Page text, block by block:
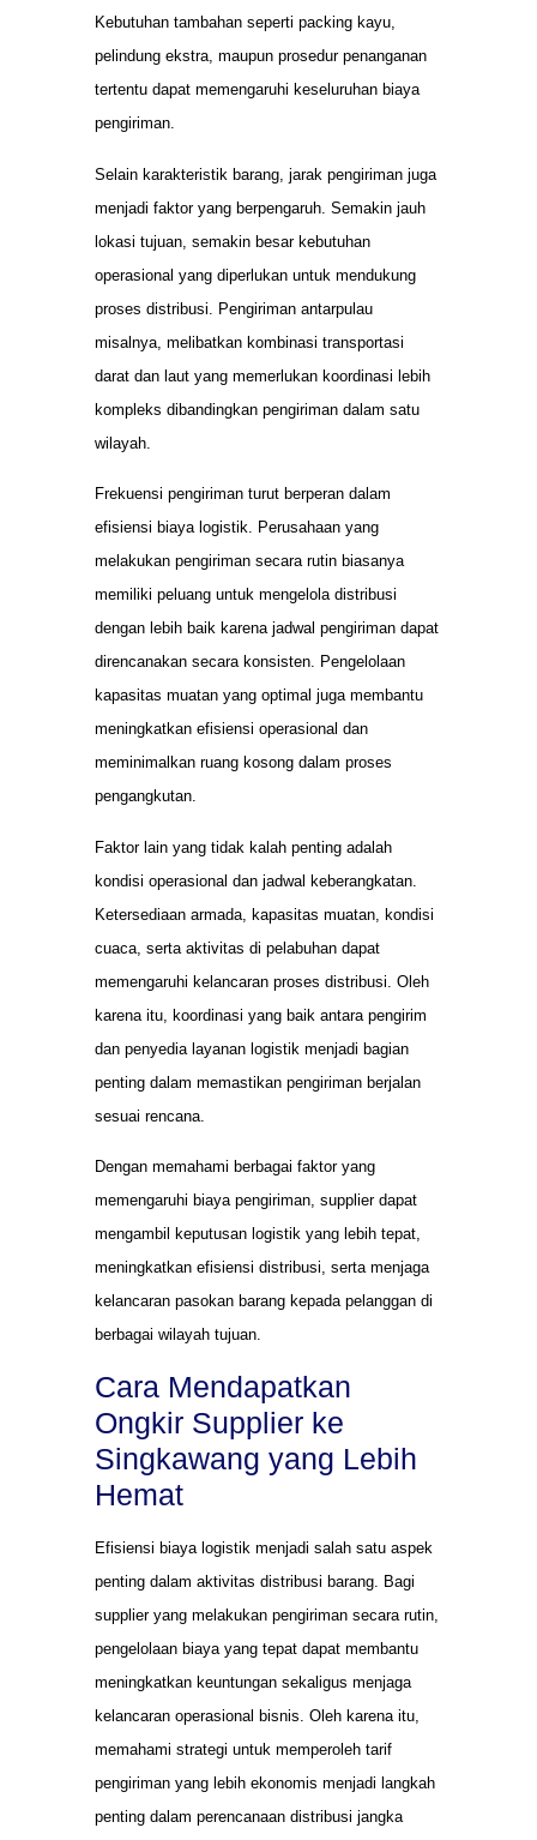
Kebutuhan tambahan seperti packing kayu,
pelindung ekstra, maupun prosedur penanganan
tertentu dapat memengaruhi keseluruhan biaya
pengiriman.
Selain karakteristik barang, jarak pengiriman juga
menjadi faktor yang berpengaruh. Semakin jauh
lokasi tujuan, semakin besar kebutuhan
operasional yang diperlukan untuk mendukung
proses distribusi. Pengiriman antarpulau
misalnya, melibatkan kombinasi transportasi
darat dan laut yang memerlukan koordinasi lebih
kompleks dibandingkan pengiriman dalam satu
wilayah.
Frekuensi pengiriman turut berperan dalam
efisiensi biaya logistik. Perusahaan yang
melakukan pengiriman secara rutin biasanya
memiliki peluang untuk mengelola distribusi
dengan lebih baik karena jadwal pengiriman dapat
direncanakan secara konsisten. Pengelolaan
kapasitas muatan yang optimal juga membantu
meningkatkan efisiensi operasional dan
meminimalkan ruang kosong dalam proses
pengangkutan.
Faktor lain yang tidak kalah penting adalah
kondisi operasional dan jadwal keberangkatan.
Ketersediaan armada, kapasitas muatan, kondisi
cuaca, serta aktivitas di pelabuhan dapat
memengaruhi kelancaran proses distribusi. Oleh
karena itu, koordinasi yang baik antara pengirim
dan penyedia layanan logistik menjadi bagian
penting dalam memastikan pengiriman berjalan
sesuai rencana.
Dengan memahami berbagai faktor yang
memengaruhi biaya pengiriman, supplier dapat
mengambil keputusan logistik yang lebih tepat,
meningkatkan efisiensi distribusi, serta menjaga
kelancaran pasokan barang kepada pelanggan di
berbagai wilayah tujuan.
Cara Mendapatkan
Ongkir Supplier ke
Singkawang yang Lebih
Hemat
Efisiensi biaya logistik menjadi salah satu aspek
penting dalam aktivitas distribusi barang. Bagi
supplier yang melakukan pengiriman secara rutin,
pengelolaan biaya yang tepat dapat membantu
meningkatkan keuntungan sekaligus menjaga
kelancaran operasional bisnis. Oleh karena itu,
memahami strategi untuk memperoleh tarif
pengiriman yang lebih ekonomis menjadi langkah
penting dalam perencanaan distribusi jangka